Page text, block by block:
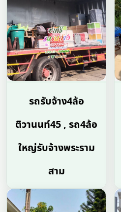
รถรับจ้าง4ล้อ
ติวานนท์45 , รถ4ล้อ
ใหญ่รับจ้างพระราม
สาม